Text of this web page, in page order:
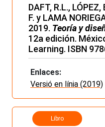
DAFT, R.L., LÓPEZ,
F. y LAMA
2019. Teoría y
12a edición.
Learning. ISBN
Enlaces:
Versió en línia (2019)
Libro